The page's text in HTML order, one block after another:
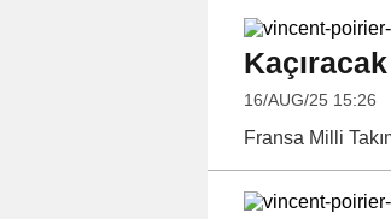
Kaçıracak
16/AUG/25 15:26
Fransa Milli